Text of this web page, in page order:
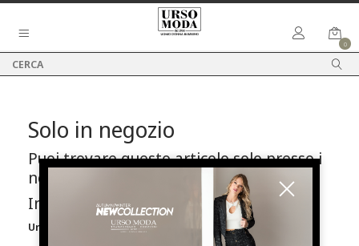
0
Solo in negozio
Puoi trovare questo articolo solo presso i
nostri punti vendita:
Info contatti
Urso Moda